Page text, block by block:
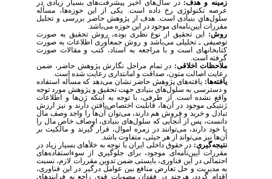
زمینه و هدف: در سال‌های اخیر پیشرفت‌های بسیار زیادی در
عرصه تکنولوژی رخ داده است. یکی از این حوزه‌ها، مسأله
سلول‌های بنیادی است. هدف از پژوهش حاضر بررسی و تحلیل
مقررات آیین‌نامه‌ای موجود در این حوزه می‌باشد.
روش: این تحقیق از نوع نظری بوده، ‌روش تحقیق به صورت
توصیفی ـ تحلیلی می‌باشد و روش جمع‏آوری اطلاعات به صورت
کتابخانه‏ای است و با مراجعه به اسناد، کتب و مقالات صورت
گرفته است.
ملاحظات اخلاقی: در تمام مراحل نگارش پژوهش حاضر، ضمن
رعایت اصالت متون، صداقت و امانتداری رعایت شده است.
یافته‌ها: یافته‌های پژوهش حاضر نشان می‌دهد که مسأله استفاده
و دسترسی به سلول‌های بنیادی جهت تحقیق و پژوهش مورد توجه
واقع نشده است. از طرفی، با توجه به اینکه ژن‌ها و اطلاعات
ژنتیکی موجود در آن‌ها، قابلیت اختصاص‌یافتن دارند و نیز ارزش
تبادل و خرید و فروش هم دارند، می‌توان آن‌ها را واجد وصف مال
دانست، پس از آنجایی که سلول‌های بنیادی، اوصاف خاص مال را
با خود دارند، می‌توانند در زمره اموال، قرار گیرند و مالکیت بر
آن‌ها نیز می‌تواند از هر حیثی، متفاوت باشد.
نتیجه‌گیری: در حقوق داخلی ایران با توجه به خلأهای بسیار زیاد در
مقررات آیین‌نامه‌ای موجود، برای جلوگیری از سوءاستفاده‌های
احتمالی در این فناوری، بایستی ضمن تدوین مقررات لازم، نسبت
به مدیریت و حل تعارض منافع بین عوامل درگیر در این فناوری،
اقدام گردد، هرچند در فقدان مصوبات قوی راجع به فرایندهای